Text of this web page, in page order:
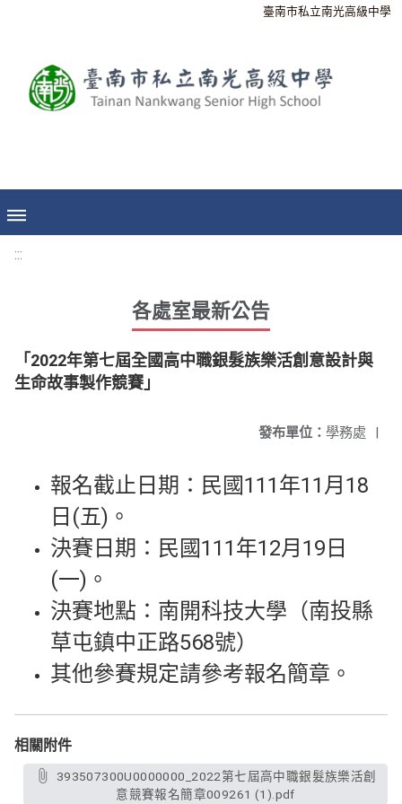
臺南市私立南光高級中學
:::
各處室最新公告
「2022年第七屆全國高中職銀髮族樂活創意設計與
生命故事製作競賽」
發布單位： 學務處 |
報名截止日期：民國111年11月18
日(五)。
決賽日期：民國111年12月19日
(一)。
決賽地點：南開科技大學（南投縣
草屯鎮中正路568號）
其他參賽規定請參考報名簡章。
相關附件
意競賽報名簡章009261 (1).pdf